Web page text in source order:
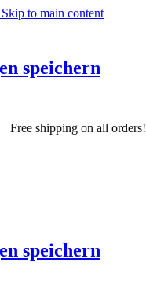
Skip to main content
speichern
Free shipping on all orders!
speichern